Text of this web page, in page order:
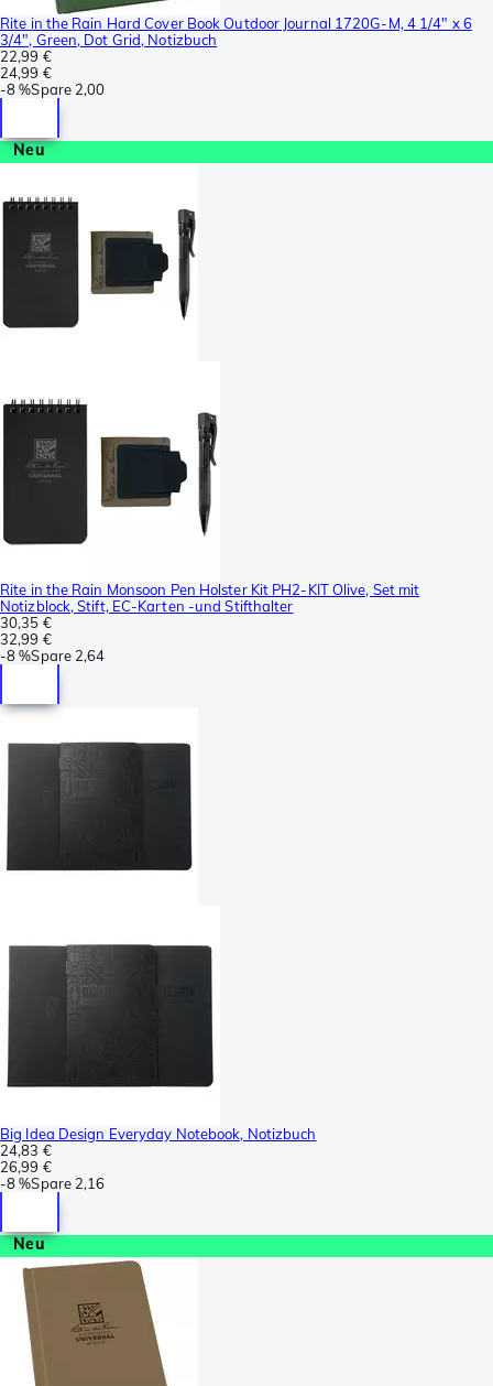
Rite in the Rain Hard Cover Book Outdoor Journal 1720G-M, 4 1/4" x 6
3/4", Green, Dot Grid, Notizbuch
22,99 €
24,99 €
-8 %Spare 2,00
Neu
Rite in the Rain Monsoon Pen Holster Kit PH2-KIT Olive, Set mit
Notizblock, Stift, EC-Karten -und Stifthalter
30,35 €
32,99 €
-8 %Spare 2,64
Big Idea Design Everyday Notebook, Notizbuch
24,83 €
26,99 €
-8 %Spare 2,16
Neu